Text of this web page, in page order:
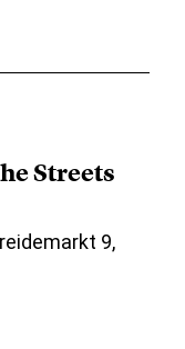
Streets
9,